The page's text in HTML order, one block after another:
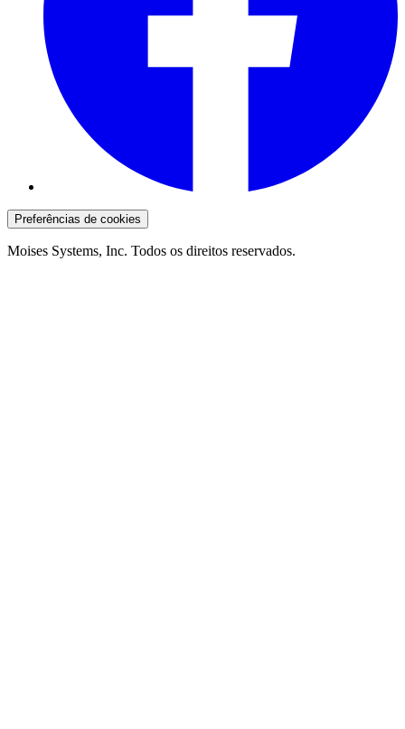
Preferências de cookies
Moises Systems, Inc. Todos os direitos reservados.